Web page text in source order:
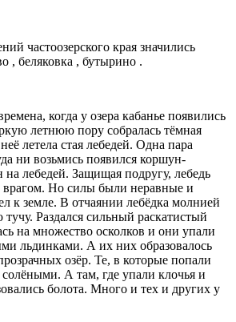
частоозерского края значились
, беляковка , бутырино .
когда у озера кабанье появились
летнюю пору собралась тёмная
летела стая лебедей. Одна пара
ни возьмись появился коршун-
на лебедей. Защищая подругу, лебедь
врагом. Но силы были неравные и
к земле. В отчаянии лебёдка молнией
тучу. Раздался сильный раскатистый
на множество осколков и они упали
льдинками. А их них образовалось
озёр. Те, в которые попали
солёными. А там, где упали клочья и
болота. Много и тех и других у